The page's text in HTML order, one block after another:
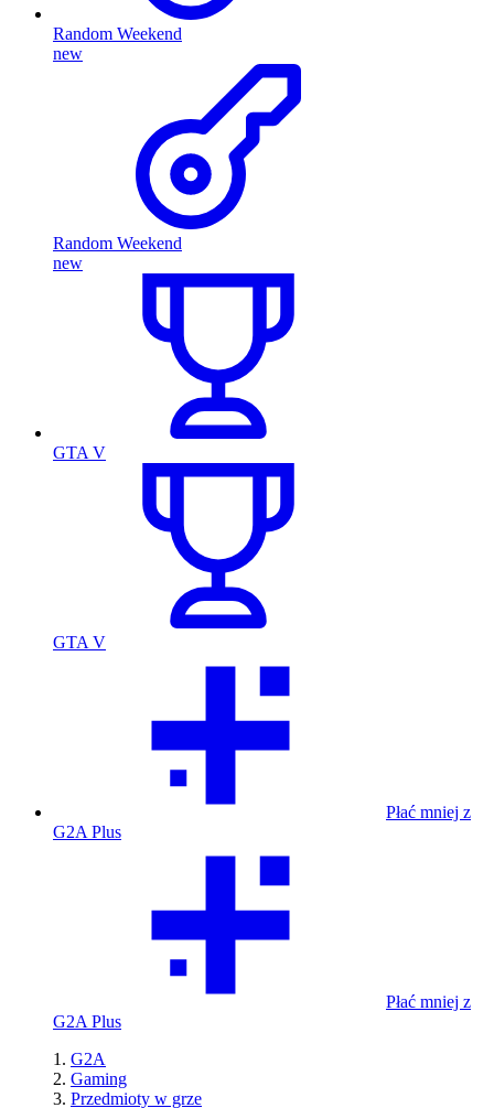
Random Weekend
new
Random Weekend
new
GTA V
GTA V
Płać mniej z
G2A Plus
Płać mniej z
G2A Plus
G2A
Gaming
Przedmioty w grze